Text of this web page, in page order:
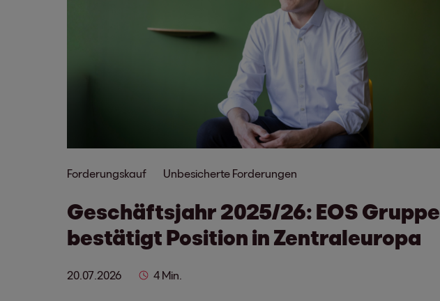
Forderungskauf Unbesicherte Forderungen
Geschäftsjahr 2025/26: EOS Gruppe
bestätigt Position in Zentraleuropa
20.07.2026 4 Min.